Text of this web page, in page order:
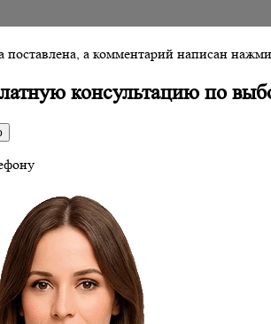
поставлена, а комментарий написан
консультацию по